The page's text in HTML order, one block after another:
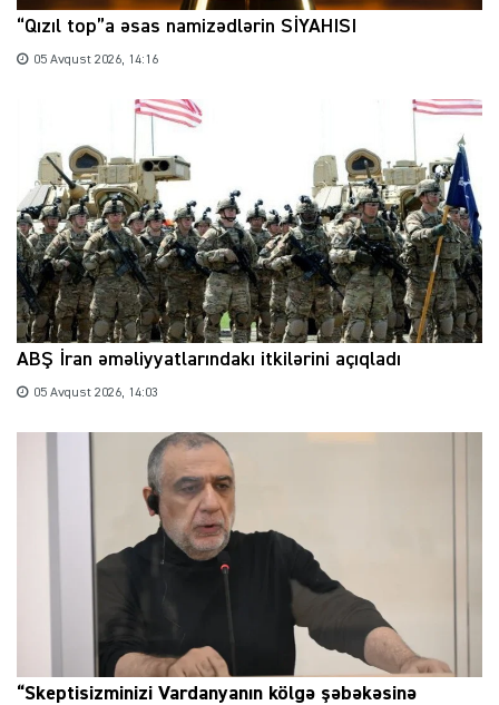
“Qızıl top”a əsas namizədlərin SİYAHISI
05 Avqust 2026, 14:16
ABŞ İran əməliyyatlarındakı itkilərini açıqladı
05 Avqust 2026, 14:03
“Skeptisizminizi Vardanyanın kölgə şəbəkəsinə